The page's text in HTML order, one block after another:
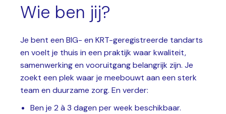
Wie ben jij?
Je bent een BIG- en KRT-geregistreerde tandarts
en voelt je thuis in een praktijk waar kwaliteit,
samenwerking en vooruitgang belangrijk zijn. Je
zoekt een plek waar je meebouwt aan een sterk
team en duurzame zorg. En verder:
Ben je 2 à 3 dagen per week beschikbaar.